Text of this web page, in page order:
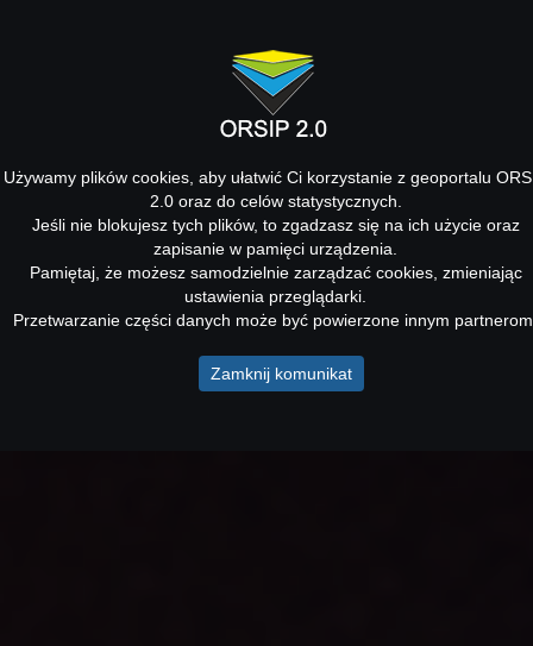
Używamy plików cookies, aby ułatwić Ci korzystanie z geoportalu
2.0 oraz do celów statystycznych.
Jeśli nie blokujesz tych plików, to zgadzasz się na ich użycie oraz
zapisanie w pamięci urządzenia.
Pamiętaj, że możesz samodzielnie zarządzać cookies, zmieniając
ustawienia przeglądarki.
Przetwarzanie części danych może być powierzone innym
Zamknij komunikat